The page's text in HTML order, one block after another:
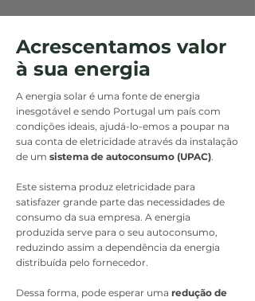
Acrescentamos valor
à sua energia
A energia solar é uma fonte de energia
inesgotável e sendo Portugal um país com
condições ideais, ajudá-lo-emos a poupar na
sua conta de eletricidade através da instalação
de um sistema de autoconsumo (UPAC).
Este sistema produz eletricidade para
satisfazer grande parte das necessidades de
consumo da sua empresa. A energia
produzida serve para o seu autoconsumo,
reduzindo assim a dependência da energia
distribuída pelo fornecedor.
Dessa forma, pode esperar uma redução de